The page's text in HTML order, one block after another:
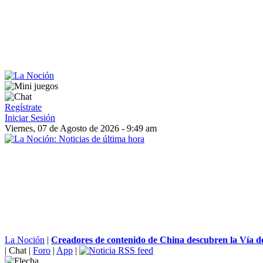
Regístrate
Iniciar Sesión
Viernes, 07 de Agosto de 2026 - 9:49 am
La Noción | Creadores de contenido de China descubren la Vía
| Chat | Foro | App |